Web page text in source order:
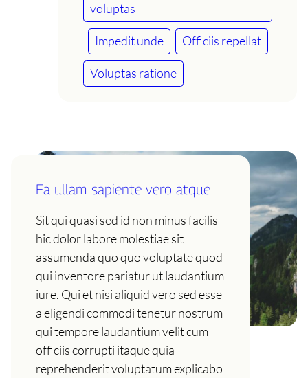
voluptas
Impedit unde Officiis repellat
Voluptas ratione
Ea ullam sapiente vero atque
Sit qui quasi sed id non minus facilis
hic dolor labore molestiae sit
assumenda quo quo voluptate quod
qui inventore pariatur ut laudantium
iure. Qui et nisi aliquid vero sed esse
a eligendi commodi tenetur nostrum
qui tempore laudantium velit cum
officiis corrupti itaque quia
reprehenderit voluptatum explicabo